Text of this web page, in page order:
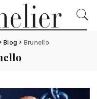
Blog > Brunello